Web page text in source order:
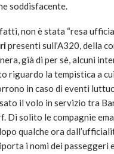
soddisfacente.
non è stata “resa
presenti sull’A320, della
già di per sè, alcuni
riguardo la tempistica a
in caso di eventi
il volo in servizio tra
Di solito le compagnie
qualche ora
i nomi dei passeggeri